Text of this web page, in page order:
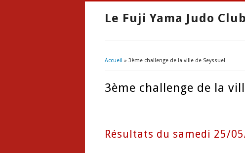
Le Fuji Yama Judo Club
Accueil » 3ème challenge de la ville de Seyssuel
3ème challenge de la
Résultats du samedi 25/